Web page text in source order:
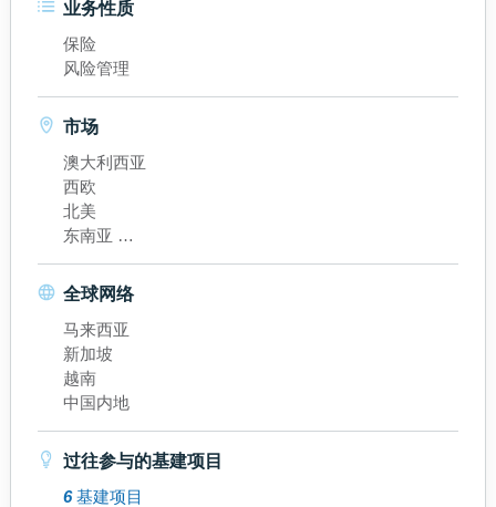
业务性质
保险
风险管理
市场
澳大利西亚
西欧
北美
东南亚
東北亞
香港
全球网络
马来西亚
新加坡
越南
中国内地
过往参与的基建项目
6 基建项目